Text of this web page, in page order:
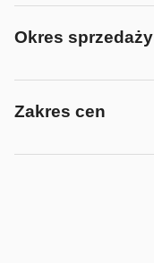
Okres sprzedaży
Zakres cen